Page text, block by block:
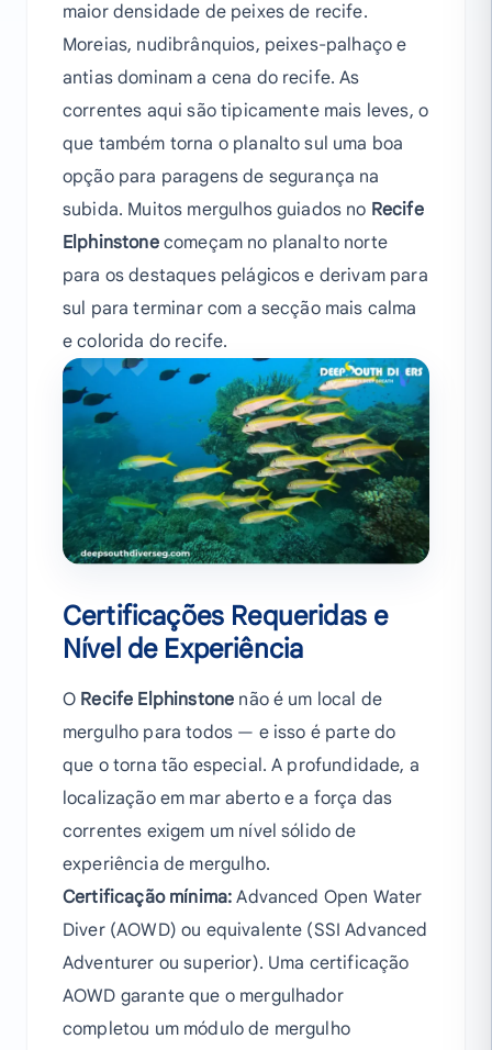
maior densidade de peixes de recife.
Moreias, nudibrânquios, peixes-palhaço e
antias dominam a cena do recife. As
correntes aqui são tipicamente mais leves, o
que também torna o planalto sul uma boa
opção para paragens de segurança na
subida. Muitos mergulhos guiados no Recife
Elphinstonecomeçam no planalto norte
para os destaques pelágicos e derivam para
sul para terminar com a secção mais calma
e colorida do recife.
Certificações Requeridas e
Nível de Experiência
O Recife Elphinstone não é um local de
mergulho para todos — e isso é parte do
que o torna tão especial. A profundidade, a
localização em mar aberto e a força das
correntes exigem um nível sólido de
experiência de mergulho.
Certificação mínima: Advanced Open Water
Diver (AOWD) ou equivalente (SSI Advanced
Adventurer ou superior). Uma certificação
AOWD garante que o mergulhador
completou um módulo de mergulho